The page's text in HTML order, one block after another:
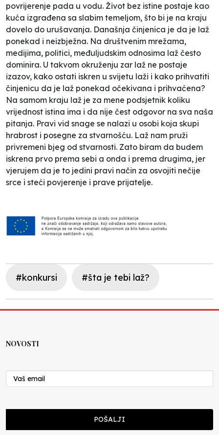
povrijerenje pada u vodu. Život bez istine postaje kao
kuća izgrađena sa slabim temeljom, što bi je na kraju
dovelo do urušavanja. Današnja činjenica je da je laž
ponekad i neizbježna. Na društvenim mrežama,
medijima, politici, međuljudskim odnosima laž često
dominira. U takvom okruženju zar laž ne postaje
izazov, kako ostati iskren u svijetu laži i kako prihvatiti
činjenicu da je laž ponekad očekivana i prihvaćena?
Na samom kraju laž je za mene podsjetnik koliku
vrijednost istina ima i da nije čest odgovor na sva naša
pitanja. Pravi vid snage se nalazi u osobi koja skupi
hrabrost i posegne za stvarnošću. Laž nam pruži
privremeni bjeg od stvarnosti. Zato biram da budem
iskrena prvo prema sebi a onda i prema drugima, jer
vjerujem da je to jedini pravi način za osvojiti nečije
srce i steći povjerenje i prave prijatelje.
#konkursi #šta je tebi laž?
NOVOSTI
POŠALJI